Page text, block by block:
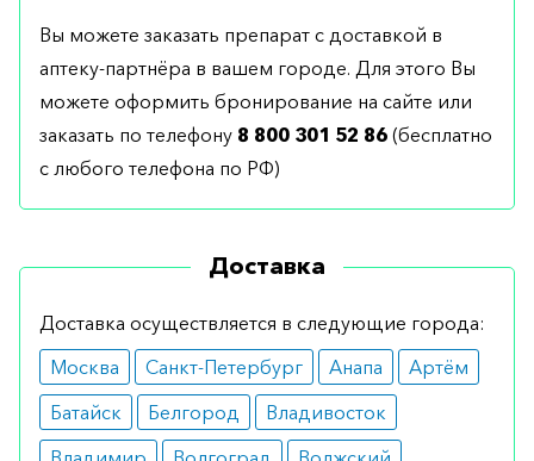
Вы можете заказать препарат с доставкой в
аптеку-партнёра в вашем городе. Для этого Вы
можете оформить бронирование на сайте или
заказать по телефону 8 800 301 52 86 (бесплатно
с любого телефона по РФ)
Доставка
Доставка осуществляется в следующие города:
Москва
Санкт-Петербург Анапа
Артём
Батайск
Белгород
Владивосток